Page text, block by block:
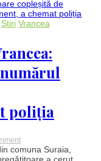
bărbat
de
38
de
propriul
tată
în
conflict
spontan
Stiri Vrancea
poliția
on
Scandal
la
comuna Suraia,